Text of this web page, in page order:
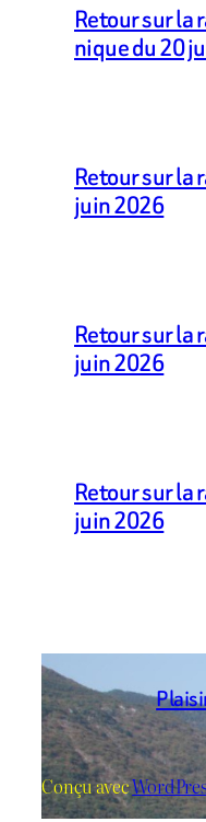
Retour sur la
nique du 20
Retour sur la
juin 2026
Retour sur la
juin 2026
Retour sur la
juin 2026
Conçu avec